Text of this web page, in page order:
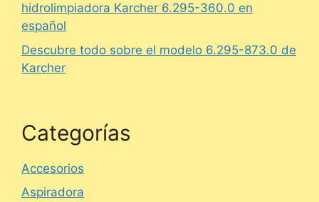
hidrolimpiadora Karcher 6.295-360.0 en
español
Descubre todo sobre el modelo 6.295-873.0 de
Karcher
Categorías
Accesorios
Aspiradora